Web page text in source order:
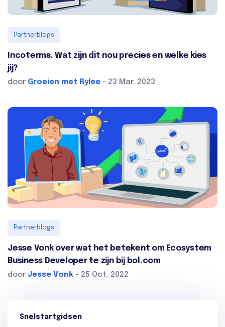
Partnerblogs
Incoterms. Wat zijn dit nou precies en welke kies
jij?
door Groeien met Rylee - 23 Mar. 2023
Partnerblogs
Jesse Vonk over wat het betekent om Ecosystem
Business Developer te zijn bij bol.com
door Jesse Vonk - 25 Oct. 2022
Snelstartgidsen